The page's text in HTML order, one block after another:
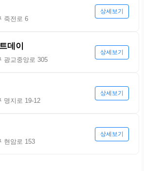
죽전로 6
상세보기
데이
광교중앙로 305
상세보기
명지로 19-12
상세보기
현암로 153
상세보기